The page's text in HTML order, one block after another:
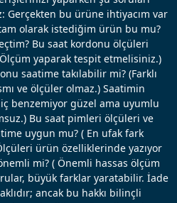
Gerçekten bu ürüne ihtiyacım var
olarak istediğim ürün bu mu?
Bu saat kordonu ölçüleri
yaparak tespit etmelisiniz.)
saatime takılabilir mi? (Farklı
ve ölçüler olmaz.) Saatimin
benzemiyor güzel ama uyumlu
Bu saat pimleri ölçüleri ve
uygun mu? ( En ufak fark
ürün özelliklerinde yazıyor
mi? ( Önemli hassas ölçüm
büyük farklar yaratabilir. İade
ancak bu hakkı bilinçli